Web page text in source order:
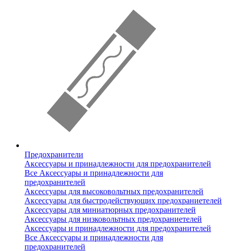
Предохранители
Аксессуары и принадлежности для предохранителей
Все Аксессуары и принадлежности для
предохранителей
Аксессуары для высоковольтных предохранителей
Аксессуары для быстродействующих предохраниетелей
Аксессуары для миниатюрных предохранителей
Аксессуары для низковольтных предохраниетелей
Аксессуары и принадлежности для предохранителей
Все Аксессуары и принадлежности для
предохранителей